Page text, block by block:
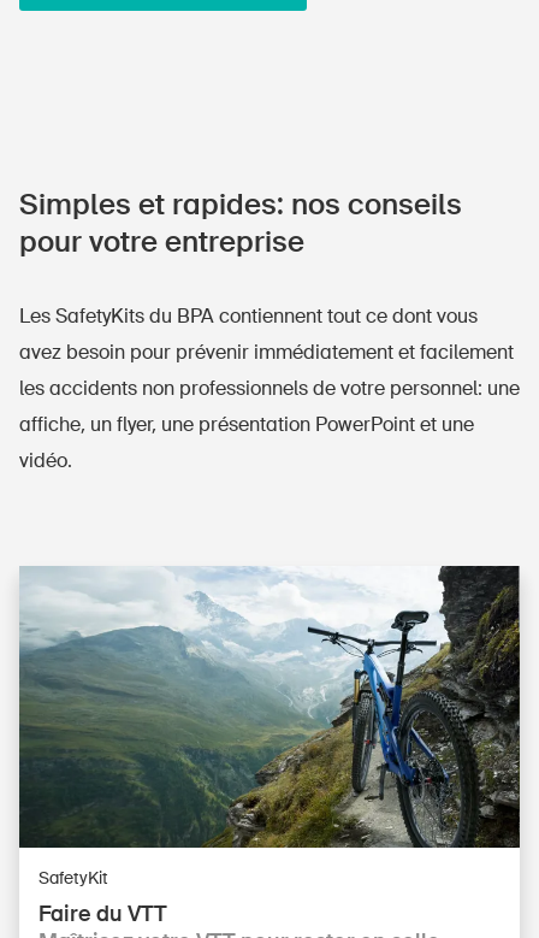
DE FR IT EN
Page d'accueil
Simples et rapides: nos conseils
pour votre entreprise
Les SafetyKits du BPA contiennent tout ce dont vous
avez besoin pour prévenir immédiatement et facilement
les accidents non professionnels de votre personnel: une
affiche, un flyer, une présentation PowerPoint et une
vidéo.
Faire du VTT
SafetyKit